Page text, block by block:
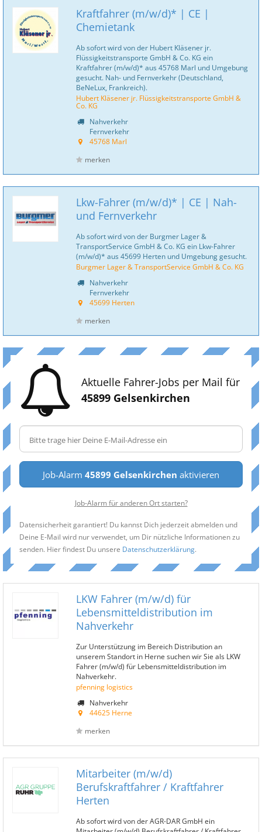
Kraftfahrer (m/w/d)* | CE |
Chemietank
Ab sofort wird von der Hubert Kläsener jr.
Flüssigkeitstransporte GmbH & Co. KG ein
Kraftfahrer (m/w/d)* aus 45768 Marl und Umgebung
gesucht. Nah- und Fernverkehr (Deutschland,
BeNeLux, Frankreich).
Hubert Kläsener jr. Flüssigkeitstransporte GmbH &
Co. KG
Nahverkehr
Fernverkehr
45768 Marl
merken
Lkw-Fahrer (m/w/d)* | CE | Nah-
und Fernverkehr
Ab sofort wird von der Burgmer Lager &
TransportService GmbH & Co. KG ein Lkw-Fahrer
(m/w/d)* aus 45699 Herten und Umgebung gesucht.
Burgmer Lager & TransportService GmbH & Co. KG
Nahverkehr
Fernverkehr
45699 Herten
merken
Aktuelle Fahrer-Jobs per Mail für
45899 Gelsenkirchen
Job-Alarm 45899 Gelsenkirchen aktivieren
Job-Alarm für anderen Ort starten?
Datensicherheit garantiert! Du kannst Dich jederzeit abmelden und
Deine E-Mail wird nur verwendet, um Dir nützliche Informationen zu
senden. Hier findest Du unsere Datenschutzerklärung.
LKW Fahrer (m/w/d) für
Lebensmitteldistribution im
Nahverkehr
Zur Unterstützung im Bereich Distribution an
unserem Standort in Herne suchen wir Sie als LKW
Fahrer (m/w/d) für Lebensmitteldistribution im
Nahverkehr.
pfenning logistics
Nahverkehr
44625 Herne
merken
Mitarbeiter (m/w/d)
Berufskraftfahrer / Kraftfahrer
Herten
Ab sofort wird von der AGR-DAR GmbH ein